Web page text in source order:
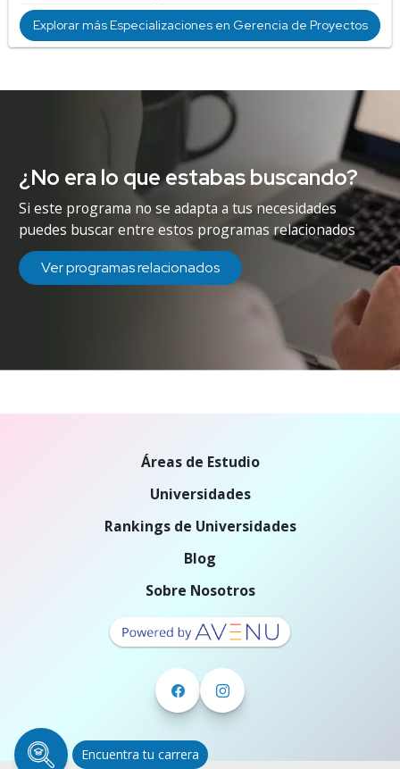
Explorar más Especializaciones en Gerencia de Proyectos
¿No era lo que estabas buscando?
Si este programa no se adapta a tus necesidades
puedes buscar entre estos programas relacionados
Ver programas relacionados
Encuentra tu carrera
Áreas de Estudio
Universidades
Rankings de Universidades
Blog
Sobre Nosotros